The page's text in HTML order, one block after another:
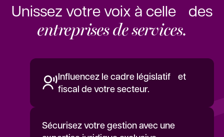
Unissez votre voix à celle des
entreprises de services.
Influencez le cadre législatif et
fiscal de votre secteur.
Sécurisez votre gestion avec une